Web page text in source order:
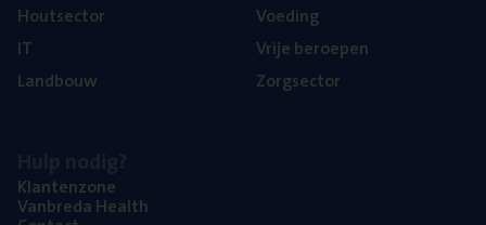
Hout­sec­tor
IT
Land­bouw
Voe­ding
Vrije beroe­pen
Zorg­sec­tor
Klan­ten­zo­ne
Van­b­re­da Health